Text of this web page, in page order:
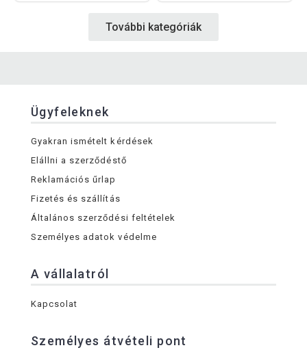
További kategóriák
Ügyfeleknek
Gyakran ismételt kérdések
Elállni a szerződéstő
Reklamációs űrlap
Fizetés és szállítás
Általános szerződési feltételek
Személyes adatok védelme
A vállalatról
Kapcsolat
Személyes átvételi pont